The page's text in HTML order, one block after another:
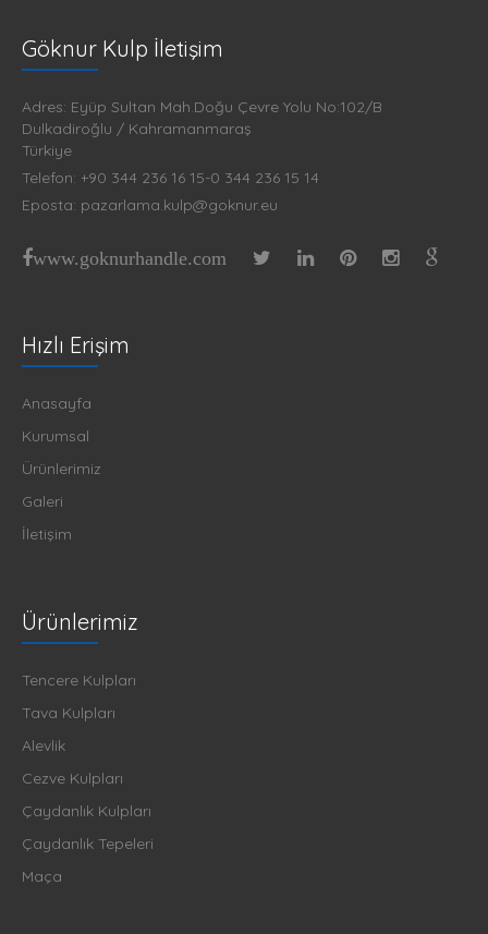
Göknur Kulp İletişim
Adres: Eyüp Sultan Mah.Doğu Çevre Yolu No:102/B
Dulkadiroğlu / Kahramanmaraş
Türkiye
Telefon: +90 344 236 16 15-0 344 236 15 14
Eposta: pazarlama.kulp@goknur.eu
www.goknurhandle.com
Hızlı Erişim
Anasayfa
Kurumsal
Ürünlerimiz
Galeri
İletişim
Ürünlerimiz
Tencere Kulpları
Tava Kulpları
Alevlik
Cezve Kulpları
Çaydanlık Kulpları
Çaydanlık Tepeleri
Maça